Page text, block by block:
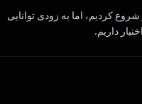
شروع کردیم، اما به زودی توانایی